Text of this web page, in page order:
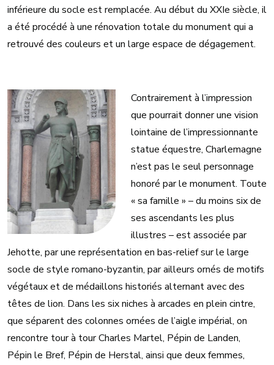
inférieure du socle est remplacée. Au début du XXIe siècle, il
a été procédé à une rénovation totale du monument qui a
retrouvé des couleurs et un large espace de dégagement.
Contrairement à l’impression
que pourrait donner une vision
lointaine de l’impressionnante
statue équestre, Charlemagne
n’est pas le seul personnage
honoré par le monument. Toute
« sa famille » – du moins six de
ses ascendants les plus
illustres – est associée par
Jehotte, par une représentation en bas-relief sur le large
socle de style romano-byzantin, par ailleurs ornés de motifs
végétaux et de médaillons historiés alternant avec des
têtes de lion. Dans les six niches à arcades en plein cintre,
que séparent des colonnes ornées de l’aigle impérial, on
rencontre tour à tour Charles Martel, Pépin de Landen,
Pépin le Bref, Pépin de Herstal, ainsi que deux femmes,